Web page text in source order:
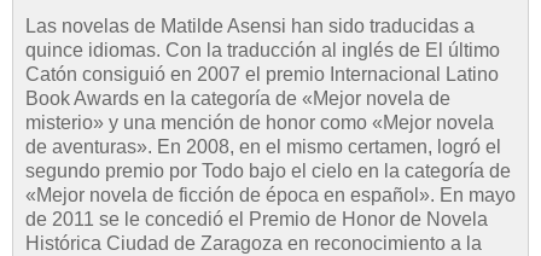
Las novelas de Matilde Asensi han sido traducidas a
quince idiomas. Con la traducción al inglés de El último
Catón consiguió en 2007 el premio Internacional Latino
Book Awards en la categoría de «Mejor novela de
misterio» y una mención de honor como «Mejor novela
de aventuras». En 2008, en el mismo certamen, logró el
segundo premio por Todo bajo el cielo en la categoría de
«Mejor novela de ficción de época en español». En mayo
de 2011 se le concedió el Premio de Honor de Novela
Histórica Ciudad de Zaragoza en reconocimiento a la